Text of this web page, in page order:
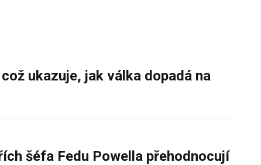
ukazuje, jak válka dopadá na
šéfa Fedu Powella přehodnocují